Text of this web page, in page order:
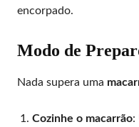
encorpado.
Modo de
Nada supera uma
Cozinhe o macarrão: